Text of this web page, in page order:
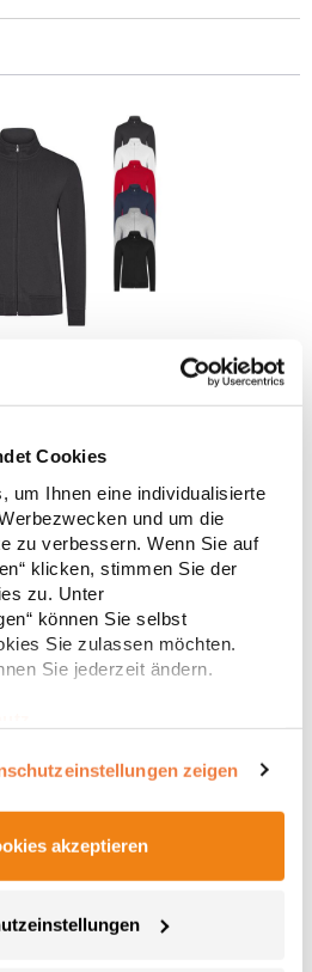
Cookies
um Ihnen eine individualisierte
und um die
zu verbessern. Wenn Sie auf
klicken, stimmen Sie der
zu. Unter
können Sie selbst
Sie zulassen möchten.
Sie jederzeit ändern.
zeigen
akzeptieren
Premium Sweatjacke
sind mit hochwertigem 1x1-
°C
360
70% Baumwolle / 30%
Herst.-Nr.:
GmbH Welfenstraße 12 70736
Deutschland E-Mail: info@hrm-textil.de
ab 42,17 € *
+Versandkosten *